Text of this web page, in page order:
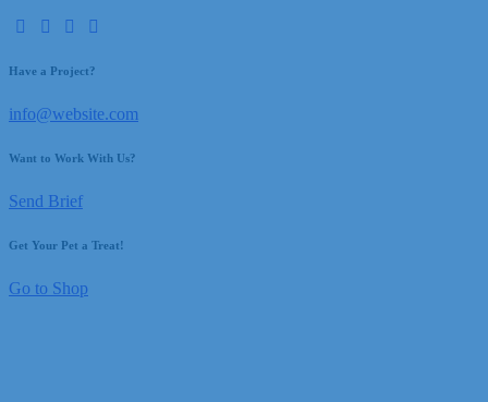
Have a Project?
info@website.com
Want to Work With Us?
Send Brief
Get Your Pet a Treat!
Go to Shop